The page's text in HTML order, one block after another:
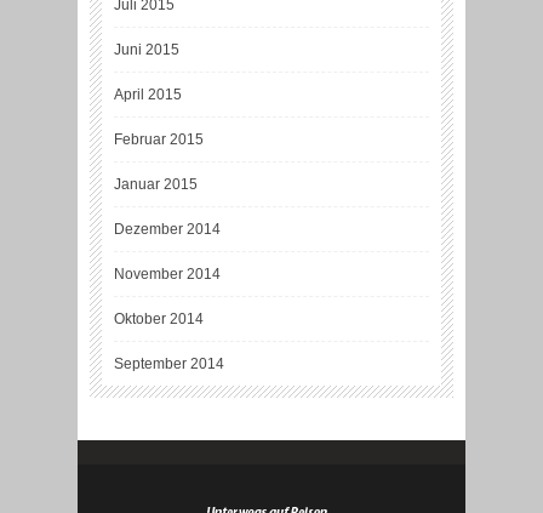
Juli 2015
Juni 2015
April 2015
Februar 2015
Januar 2015
Dezember 2014
November 2014
Oktober 2014
September 2014